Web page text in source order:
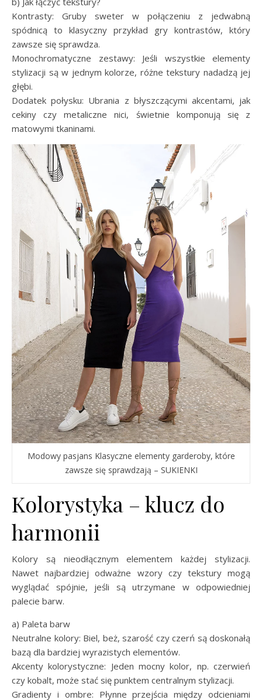
Kontrasty: Gruby sweter w połączeniu z jedwabną
spódnicą to klasyczny przykład gry kontrastów, który
zawsze się sprawdza.
Monochromatyczne zestawy: Jeśli wszystkie elementy
stylizacji są w jednym kolorze, różne tekstury nadadzą jej
głębi.
Dodatek połysku: Ubrania z błyszczącymi akcentami, jak
cekiny czy metaliczne nici, świetnie komponują się z
matowymi tkaninami.
Modowy pasjans Klasyczne elementy garderoby, które
zawsze się sprawdzają – SUKIENKI
Kolorystyka – klucz do
harmonii
Kolory są nieodłącznym elementem każdej stylizacji.
Nawet najbardziej odważne wzory czy tekstury mogą
wyglądać spójnie, jeśli są utrzymane w odpowiedniej
palecie barw.
a) Paleta barw
Neutralne kolory: Biel, beż, szarość czy czerń są doskonałą
bazą dla bardziej wyrazistych elementów.
Akcenty kolorystyczne: Jeden mocny kolor, np. czerwień
czy kobalt, może stać się punktem centralnym stylizacji.
Gradienty i ombre: Płynne przejścia między odcieniami